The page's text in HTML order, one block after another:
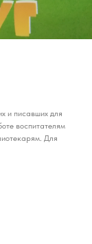
и писавших для
воспитателям
Для